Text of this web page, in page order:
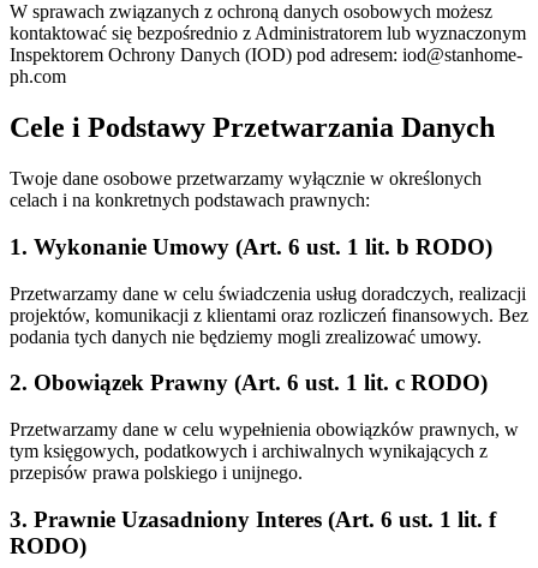
W sprawach związanych z ochroną danych osobowych możesz
kontaktować się bezpośrednio z Administratorem lub wyznaczonym
Inspektorem Ochrony Danych (IOD) pod adresem: iod@stanhome-
ph.com
Cele i Podstawy Przetwarzania Danych
Twoje dane osobowe przetwarzamy wyłącznie w określonych
celach i na konkretnych podstawach prawnych:
1. Wykonanie Umowy (Art. 6 ust. 1 lit. b RODO)
Przetwarzamy dane w celu świadczenia usług doradczych, realizacji
projektów, komunikacji z klientami oraz rozliczeń finansowych. Bez
podania tych danych nie będziemy mogli zrealizować umowy.
2. Obowiązek Prawny (Art. 6 ust. 1 lit. c RODO)
Przetwarzamy dane w celu wypełnienia obowiązków prawnych, w
tym księgowych, podatkowych i archiwalnych wynikających z
przepisów prawa polskiego i unijnego.
3. Prawnie Uzasadniony Interes (Art. 6 ust. 1 lit. f
RODO)